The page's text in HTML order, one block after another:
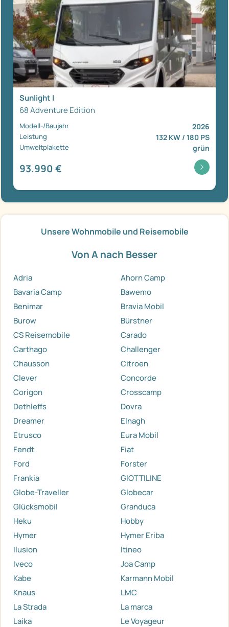
Sunlight I
68 Adventure Edition
Modell-/Baujahr 2026
Leistung 132 KW / 180 PS
Umweltplakette grün
93.990 €
Unsere Wohnmobile und Reisemobile
Von A nach Besser
Adria
Ahorn Camp
Bavaria Camp
Bawemo
Benimar
Bravia Mobil
Burow
Bürstner
CS Reisemobile
Carado
Carthago
Challenger
Chausson
Citroen
Clever
Concorde
Corigon
Crosscamp
Dethleffs
Dovra
Dreamer
Elnagh
Etrusco
Eura Mobil
Fendt
Fiat
Ford
Forster
Frankia
GIOTTILINE
Globe-Traveller
Globecar
Glücksmobil
Granduca
Heku
Hobby
Hymer
Hymer Eriba
Ilusion
Itineo
Iveco
Joa Camp
Kabe
Karmann Mobil
Knaus
LMC
La Strada
La marca
Laika
Le Voyageur